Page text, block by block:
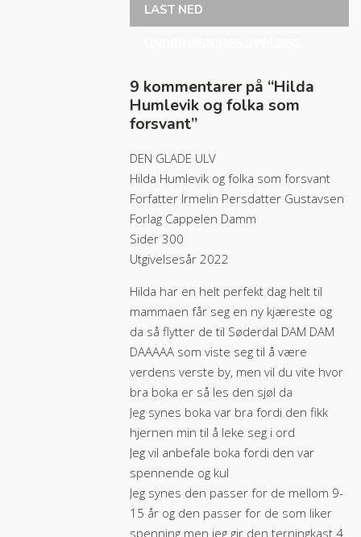
LAST NED
9 kommentarer på “Hilda
Humlevik og folka som
forsvant”
DEN GLADE ULV
Hilda Humlevik og folka som forsvant
Forfatter Irmelin Persdatter Gustavsen
Forlag Cappelen Damm
Sider 300
Utgivelsesår 2022
Hilda har en helt perfekt dag helt til
mammaen får seg en ny kjæreste og
da så flytter de til Søderdal DAM DAM
DAAAAA som viste seg til å være
verdens verste by, men vil du vite hvor
bra boka er så les den sjøl da
Jeg synes boka var bra fordi den fikk
hjernen min til å leke seg i ord
Jeg vil anbefale boka fordi den var
spennende og kul
Jeg synes den passer for de mellom 9-
15 år og den passer for de som liker
spenning men jeg gir den terningkast 4